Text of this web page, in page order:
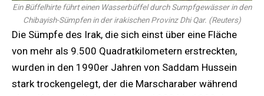
Ein Büffelhirte führt einen Wasserbüffel durch Sumpfgewässer in den
Chibayish-Sümpfen in der irakischen Provinz Dhi Qar. (Reuters)
Die Sümpfe des Irak, die sich einst über eine Fläche
von mehr als 9.500 Quadratkilometern erstreckten,
wurden in den 1990er Jahren von Saddam Hussein
stark trockengelegt, der die Marscharaber während